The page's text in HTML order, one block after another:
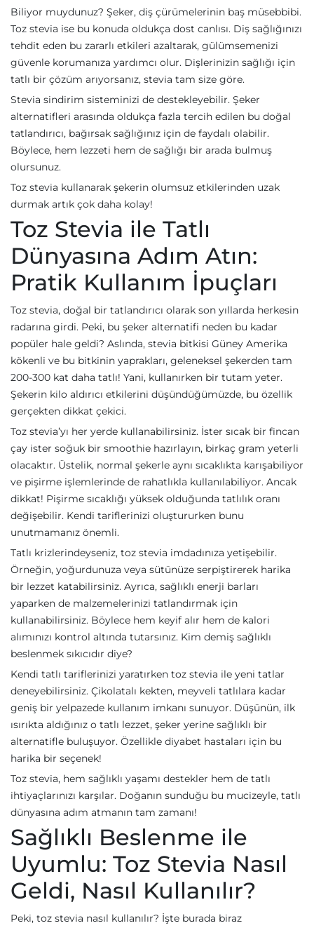
Biliyor muydunuz? Şeker, diş çürümelerinin baş müsebbibi.
Toz stevia ise bu konuda oldukça dost canlısı. Diş sağlığınızı
tehdit eden bu zararlı etkileri azaltarak, gülümsemenizi
güvenle korumanıza yardımcı olur. Dişlerinizin sağlığı için
tatlı bir çözüm arıyorsanız, stevia tam size göre.
Stevia sindirim sisteminizi de destekleyebilir. Şeker
alternatifleri arasında oldukça fazla tercih edilen bu doğal
tatlandırıcı, bağırsak sağlığınız için de faydalı olabilir.
Böylece, hem lezzeti hem de sağlığı bir arada bulmuş
olursunuz.
Toz stevia kullanarak şekerin olumsuz etkilerinden uzak
durmak artık çok daha kolay!
Toz Stevia ile Tatlı
Dünyasına Adım Atın:
Pratik Kullanım İpuçları
Toz stevia, doğal bir tatlandırıcı olarak son yıllarda herkesin
radarına girdi. Peki, bu şeker alternatifi neden bu kadar
popüler hale geldi? Aslında, stevia bitkisi Güney Amerika
kökenli ve bu bitkinin yaprakları, geleneksel şekerden tam
200-300 kat daha tatlı! Yani, kullanırken bir tutam yeter.
Şekerin kilo aldırıcı etkilerini düşündüğümüzde, bu özellik
gerçekten dikkat çekici.
Toz stevia’yı her yerde kullanabilirsiniz. İster sıcak bir fincan
çay ister soğuk bir smoothie hazırlayın, birkaç gram yeterli
olacaktır. Üstelik, normal şekerle aynı sıcaklıkta karışabiliyor
ve pişirme işlemlerinde de rahatlıkla kullanılabiliyor. Ancak
dikkat! Pişirme sıcaklığı yüksek olduğunda tatlılık oranı
değişebilir. Kendi tariflerinizi oluştururken bunu
unutmamanız önemli.
Tatlı krizlerindeyseniz, toz stevia imdadınıza yetişebilir.
Örneğin, yoğurdunuza veya sütünüze serpiştirerek harika
bir lezzet katabilirsiniz. Ayrıca, sağlıklı enerji barları
yaparken de malzemelerinizi tatlandırmak için
kullanabilirsiniz. Böylece hem keyif alır hem de kalori
alımınızı kontrol altında tutarsınız. Kim demiş sağlıklı
beslenmek sıkıcıdır diye?
Kendi tatlı tariflerinizi yaratırken toz stevia ile yeni tatlar
deneyebilirsiniz. Çikolatalı kekten, meyveli tatlılara kadar
geniş bir yelpazede kullanım imkanı sunuyor. Düşünün, ilk
ısırıkta aldığınız o tatlı lezzet, şeker yerine sağlıklı bir
alternatifle buluşuyor. Özellikle diyabet hastaları için bu
harika bir seçenek!
Toz stevia, hem sağlıklı yaşamı destekler hem de tatlı
ihtiyaçlarınızı karşılar. Doğanın sunduğu bu mucizeyle, tatlı
dünyasına adım atmanın tam zamanı!
Sağlıklı Beslenme ile
Uyumlu: Toz Stevia Nasıl
Geldi, Nasıl Kullanılır?
Peki, toz stevia nasıl kullanılır? İşte burada biraz